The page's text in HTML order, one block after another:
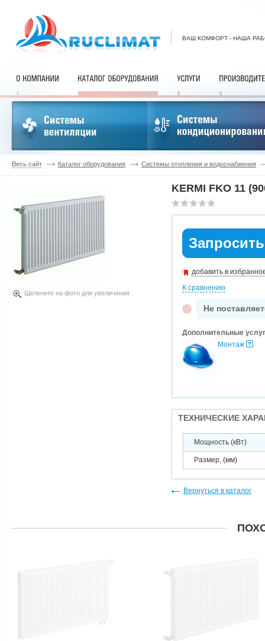
ВАШ КОМФОРТ - НАША
Весь сайт Каталог оборудования Системы отопления и водоснабжения
Щелкните на фото для увеличения
KERMI FKO 11
добавить в
К сравнению
Не
Дополнительные
Монтаж
ТЕХНИЧЕСКИЕ
Мощность (кВт)
Размер, (мм)
Вернуться в каталог